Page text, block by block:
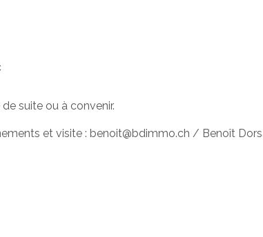
suite ou à convenir.
et visite : benoit@bdimmo.ch / Benoît